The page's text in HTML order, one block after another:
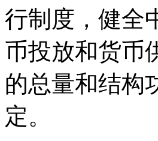
行制度，健全
币投放和货币
的总量和结构
定。